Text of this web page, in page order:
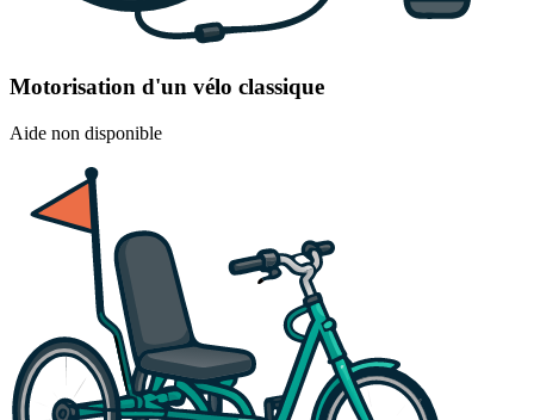
Motorisation d'un vélo classique
Aide non disponible